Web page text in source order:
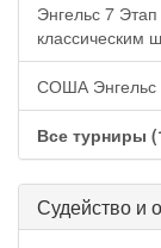
Энгельс 7
классическим
СОША Энгельс
Все турниры
Судейство и